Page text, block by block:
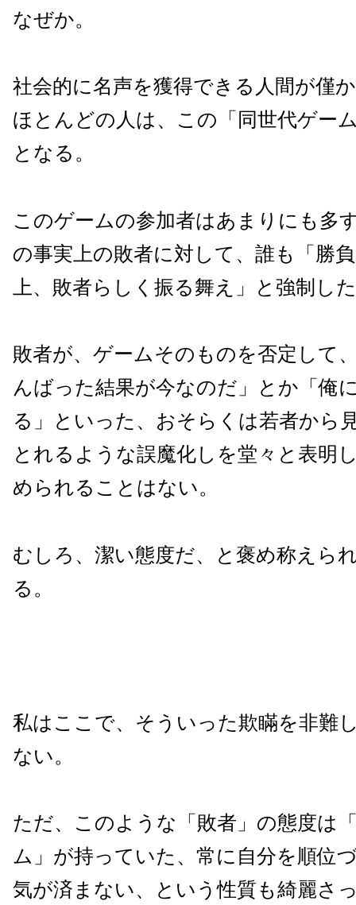
なぜか。
社会的に名声を獲得できる人間が僅
ほとんどの人は、この「同世代ゲー
となる。
このゲームの参加者はあまりにも多
の事実上の敗者に対して、誰も「勝
上、敗者らしく振る舞え」と強制し
敗者が、ゲームそのものを否定して
んばった結果が今なのだ」とか「俺
る」といった、おそらくは若者から
とれるような誤魔化しを堂々と表明
められることはない。
むしろ、潔い態度だ、と褒め称えら
る。
私はここで、そういった欺瞞を非難
ない。
ただ、このような「敗者」の態度は
ム」が持っていた、常に自分を順位
気が済まない、という性質も綺麗さ